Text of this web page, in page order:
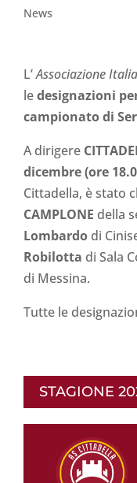
News
L’Associazione
ledesignazioni per
campionato di
A dirigere
dicembre (ore
Cittadella, è stato
CAMPLONE della
Lombardo di
Robilotta di Sala
di Messina.
Tutte le
STAGIONE